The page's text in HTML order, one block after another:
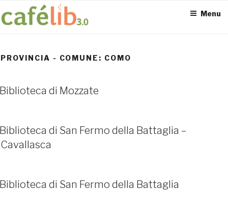
al
ACCESS POINT ATTIVI
UTENTI TOTALI
Menu
PROVINCIA - COMUNE: COMO
Biblioteca di Mozzate
Biblioteca di San Fermo della Battaglia –
Cavallasca
Biblioteca di San Fermo della Battaglia